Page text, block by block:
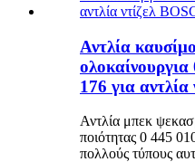
Αντλία
176 για
Αντλία μπεκ
ποιότητας 0 445
πολλούς τύπους